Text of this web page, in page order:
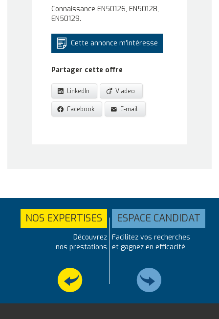
Connaissance EN50126, EN50128,
EN50129.
Cette annonce m'intéresse
Partager cette offre
LinkedIn Viadeo
Facebook E-mail
NOS EXPERTISES
Découvrez
nos prestations
ESPACE CANDIDAT
Facilitez vos recherches
et gagnez en efficacité